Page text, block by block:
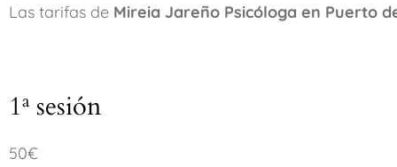
Las tarifas de Mireia Jareño Psicóloga en Puerto
1ª sesión
50€